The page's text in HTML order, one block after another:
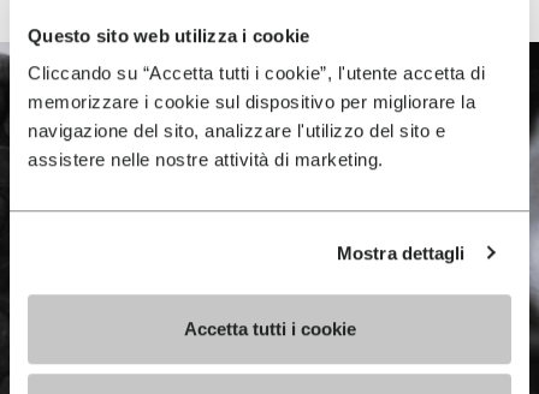
Questo sito web utilizza i cookie
Cliccando su “Accetta tutti i cookie”, l'utente accetta di
memorizzare i cookie sul dispositivo per migliorare la
navigazione del sito, analizzare l'utilizzo del sito e
assistere nelle nostre attività di marketing.
Mostra dettagli
Accetta tutti i cookie